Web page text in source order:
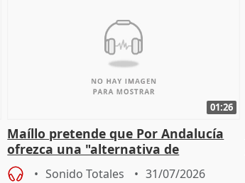
01:26
Maíllo pretende que Por Andalucía
ofrezca una "alternativa de
gobierno" con su labor de oposición
Sonido Totales 31/07/2026